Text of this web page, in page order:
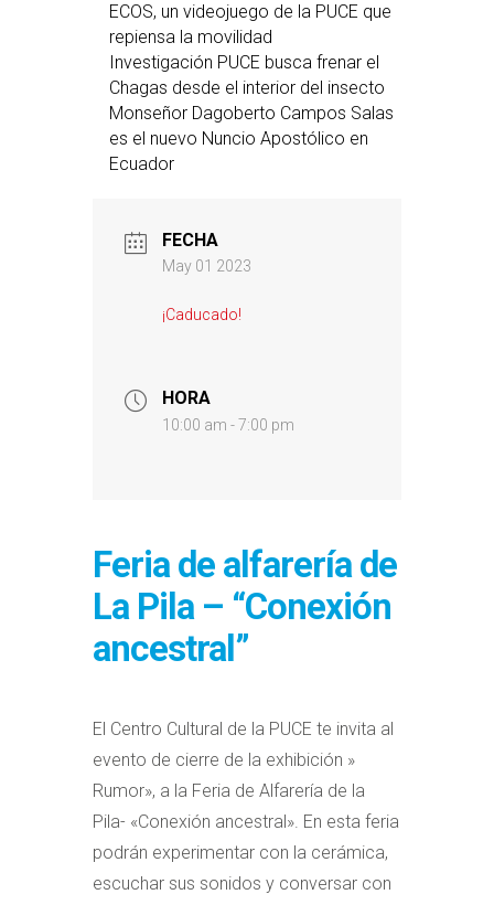
ECOS, un videojuego de la PUCE que
repiensa la movilidad
Investigación PUCE busca frenar el
Chagas desde el interior del insecto
Monseñor Dagoberto Campos Salas
es el nuevo Nuncio Apostólico en
Ecuador
FECHA
May 01 2023
¡Caducado!
HORA
10:00 am - 7:00 pm
Feria de alfarería de
La Pila – “Conexión
ancestral”
El Centro Cultural de la PUCE te invita al
evento de cierre de la exhibición »
Rumor», a la Feria de Alfarería de la
Pila- «Conexión ancestral». En esta feria
podrán experimentar con la cerámica,
escuchar sus sonidos y conversar con